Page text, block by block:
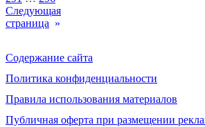
Следующая
страница »
Содержание сайта
Политика конфиденциальности
Правила использования материалов
Публичная оферта при размещении